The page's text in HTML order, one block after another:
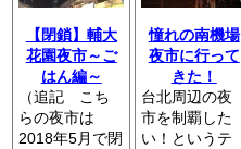
【閉鎖】輔大
花園夜市～ご
はん編～
（追記 こち
らの夜市は
2018年5月で閉
憧れの南機場
夜市に行って
きた！
台北周辺の夜
市を制覇した
い！というテ